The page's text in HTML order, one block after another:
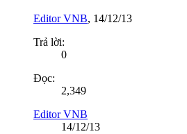
Editor VNB, 14/12/13
Trả lời:
0
Đọc:
2,349
Editor VNB
14/12/13